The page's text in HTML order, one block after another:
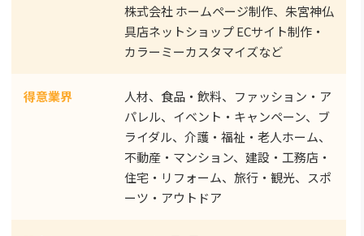
株式会社 ホームページ制作、朱宮神仏
具店ネットショップ ECサイト制作・
カラーミーカスタマイズなど
得意業界
人材、食品・飲料、ファッション・ア
パレル、イベント・キャンペーン、ブ
ライダル、介護・福祉・老人ホーム、
不動産・マンション、建設・工務店・
住宅・リフォーム、旅行・観光、スポ
ーツ・アウトドア